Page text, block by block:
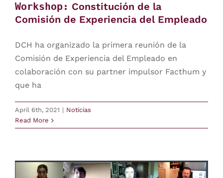
Workshop: Constitución de la
Comisión de Experiencia del Empleado
DCH ha organizado la primera reunión de la
Comisión de Experiencia del Empleado en
colaboración con su partner impulsor Facthum y
que ha
April 6th, 2021 | Noticias
Read More